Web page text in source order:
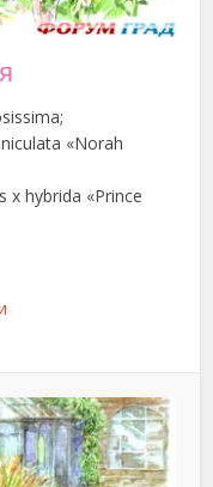
«Norah
х hybrida «Prince